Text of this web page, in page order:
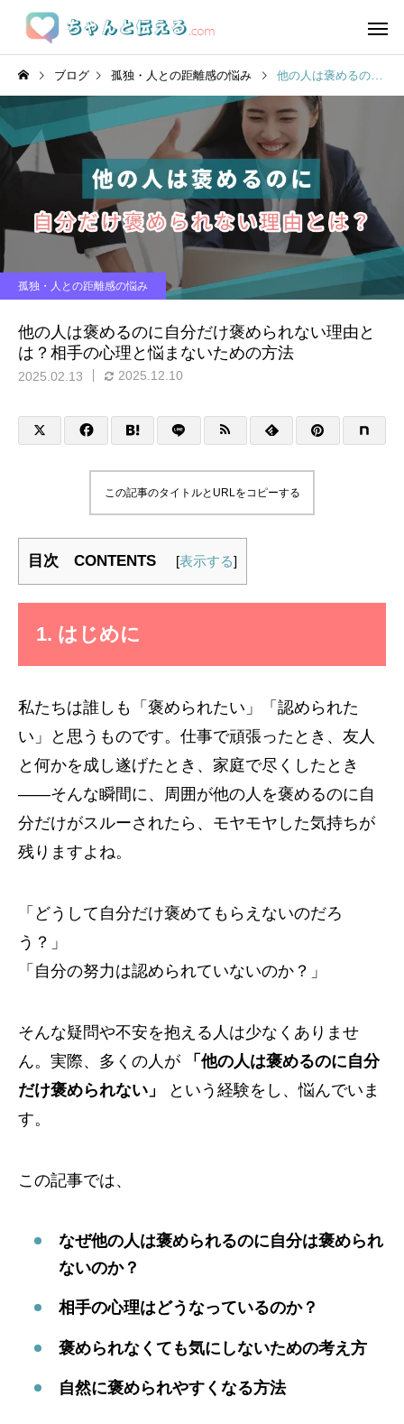
ブログ 孤独・人との距離感の悩み 他の人は褒めるのに自分だけ褒められない理由とは？相手の心理と悩まないための方法
孤独・人との距離感の悩み
他の人は褒めるのに自分だけ褒められない理由と
は？相手の心理と悩まないための方法
2025.02.13 2025.12.10
この記事のタイトルとURLをコピーする
目次 CONTENTS [表示する]
1. はじめに
私たちは誰しも「褒められたい」「認められた
い」と思うものです。仕事で頑張ったとき、友人
と何かを成し遂げたとき、家庭で尽くしたとき
——そんな瞬間に、周囲が他の人を褒めるのに自
分だけがスルーされたら、モヤモヤした気持ちが
残りますよね。
「どうして自分だけ褒めてもらえないのだろ
う？」
「自分の努力は認められていないのか？」
そんな疑問や不安を抱える人は少なくありませ
ん。実際、多くの人が
「他の人は褒めるのに自分
だけ褒められない」
という経験をし、悩んでいま
す。
この記事では、
なぜ他の人は褒められるのに自分は褒められ
ないのか？
相手の心理はどうなっているのか？
褒められなくても気にしないための考え方
自然に褒められやすくなる方法